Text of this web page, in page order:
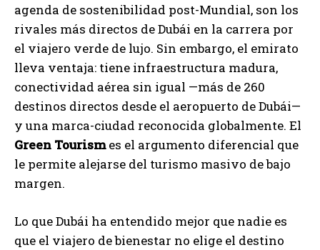
agenda de sostenibilidad post-Mundial, son los
rivales más directos de Dubái en la carrera por
el viajero verde de lujo. Sin embargo, el emirato
lleva ventaja: tiene infraestructura madura,
conectividad aérea sin igual —más de 260
destinos directos desde el aeropuerto de Dubái—
y una marca-ciudad reconocida globalmente. El
Green Tourismes el argumento diferencial que
le permite alejarse del turismo masivo de bajo
margen.
Lo que Dubái ha entendido mejor que nadie es
que el viajero de bienestar no elige el destino